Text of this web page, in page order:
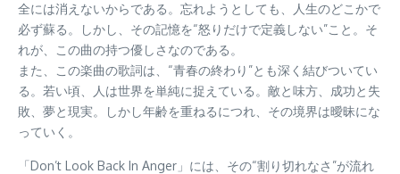
全には消えないからである。忘れようとしても、人生のどこかで
必ず蘇る。しかし、その記憶を“怒りだけで定義しない”こと。そ
れが、この曲の持つ優しさなのである。
また、この楽曲の歌詞は、“青春の終わり”とも深く結びついてい
る。若い頃、人は世界を単純に捉えている。敵と味方、成功と失
敗、夢と現実。しかし年齢を重ねるにつれ、その境界は曖昧にな
っていく。
「Don’t Look Back In Anger」には、その“割り切れなさ”が流れ